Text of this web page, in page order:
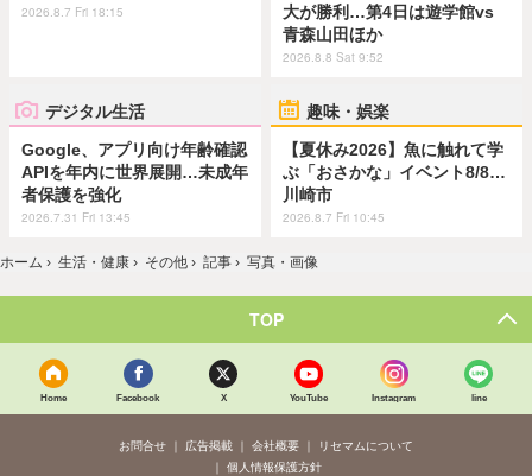
2026.8.7 Fri 18:15
大が勝利…第4日は遊学館vs
青森山田ほか
2026.8.8 Sat 9:52
デジタル生活
Google、アプリ向け年齢確認
APIを年内に世界展開…未成年
者保護を強化
2026.7.31 Fri 13:45
趣味・娯楽
【夏休み2026】魚に触れて学
ぶ「おさかな」イベント8/8…
川崎市
2026.8.7 Fri 10:45
ホーム › 生活・健康 › その他 › 記事 › 写真・画像
TOP
Home Facebook X YouTube Instagram line
お問合せ 広告掲載 会社概要
リセマムについて
個人情報保護方針